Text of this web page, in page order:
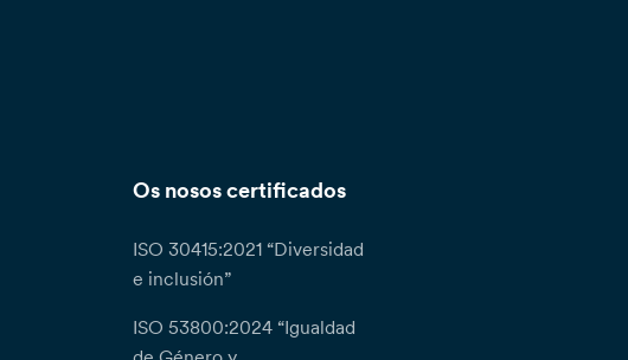
Os nosos certificados
ISO 30415:2021 “Diversidad
e inclusión”
ISO 53800:2024 “Igualdad